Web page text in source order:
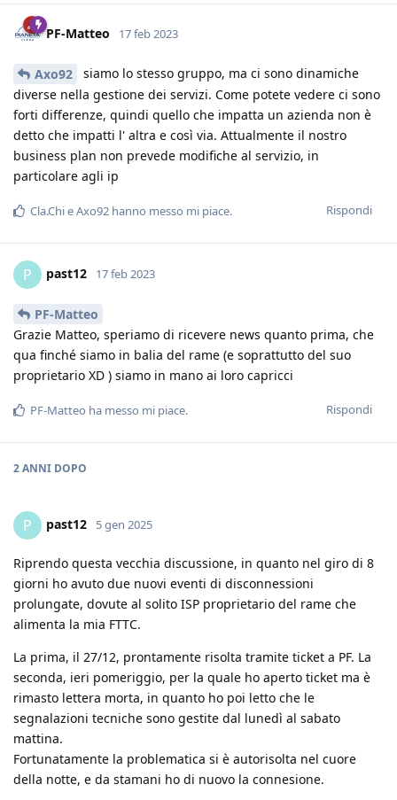
PF-Matteo 17 feb 2023
Axo92
siamo lo stesso gruppo, ma ci sono dinamiche
diverse nella gestione dei servizi. Come potete vedere ci sono
forti differenze, quindi quello che impatta un azienda non è
detto che impatti l' altra e così via. Attualmente il nostro
business plan non prevede modifiche al servizio, in
particolare agli ip
Rispondi
Cla.ChieAxo92 hanno messo mi piace.
P past12 17 feb 2023
PF-Matteo
Grazie Matteo, speriamo di ricevere news quanto prima, che
qua finché siamo in balia del rame (e soprattutto del suo
proprietario XD ) siamo in mano ai loro capricci
Rispondi
PF-Matteo ha messo mi piace.
2 ANNI DOPO
P past12 5 gen 2025
Riprendo questa vecchia discussione, in quanto nel giro di 8
giorni ho avuto due nuovi eventi di disconnessioni
prolungate, dovute al solito ISP proprietario del rame che
alimenta la mia FTTC.
La prima, il 27/12, prontamente risolta tramite ticket a PF. La
seconda, ieri pomeriggio, per la quale ho aperto ticket ma è
rimasto lettera morta, in quanto ho poi letto che le
segnalazioni tecniche sono gestite dal lunedì al sabato
mattina.
Fortunatamente la problematica si è autorisolta nel cuore
della notte, e da stamani ho di nuovo la connesione.